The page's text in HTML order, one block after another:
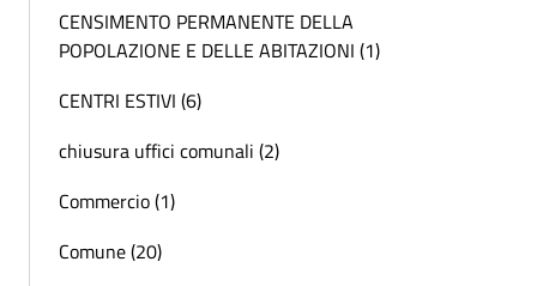
CENSIMENTO PERMANENTE DELLA
POPOLAZIONE E DELLE ABITAZIONI (1)
CENTRI ESTIVI (6)
chiusura uffici comunali (2)
Commercio (1)
Comune (20)